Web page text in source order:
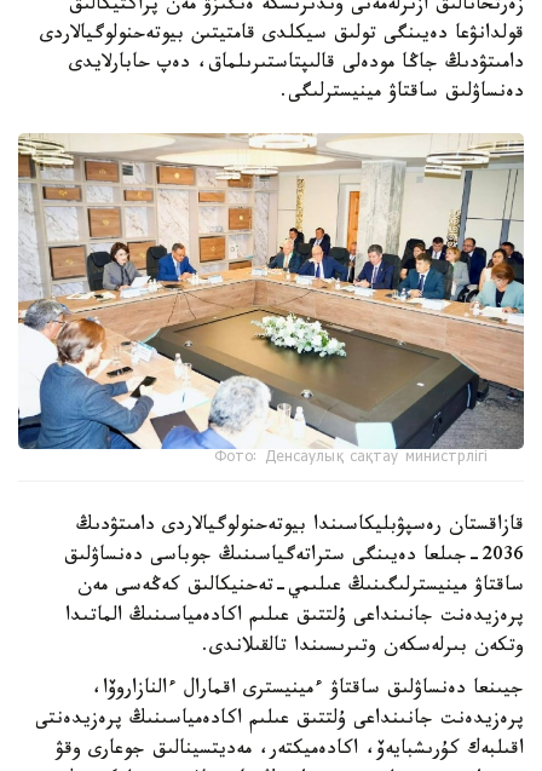
زەرتحانالىق ازىرلەمەنى وندىرىسكە ەنگىزۋ مەن پراكتيكالىق
قولدانۋعا دەيىنگى تولىق سيكلدى قامتيتىن بيوتەحنولوگيالاردى
دامىتۋدىڭ جاڭا مودەلى قالىپتاستىرىلماق، دەپ حابارلايدى
دەنساۋلىق ساقتاۋ مينيسترلىگى.
Фото: Денсаулық сақтау министрлігі
قازاقستان رەسپۋبليكاسىندا بيوتەحنولوگيالاردى دامىتۋدىڭ
2036-جىلعا دەيىنگى ستراتەگياسىنىڭ جوباسى دەنساۋلىق
ساقتاۋ مينيسترلىگىنىڭ عىلىمي-تەحنيكالىق كەڭەسى مەن
پرەزيدەنت جانىنداعى ۇلتتىق عىلىم اكادەمياسىنىڭ الماتىدا
وتكەن بىرلەسكەن وتىرىسىندا تالقىلاندى.
جيىنعا دەنساۋلىق ساقتاۋ ءمينيسترى اقمارال ءالنازاروۆا،
پرەزيدەنت جانىنداعى ۇلتتىق عىلىم اكادەمياسىنىڭ پرەزيدەنتى
اقىلبەك كۇرىشبايەۆ، اكادەميكتەر، مەديتسينالىق جوعارى وقۋ